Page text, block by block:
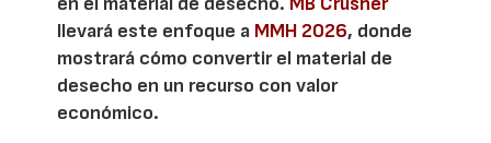
llevará este enfoque a MMH 2026, donde
mostrará cómo convertir el material de
desecho en un recurso con valor
económico.